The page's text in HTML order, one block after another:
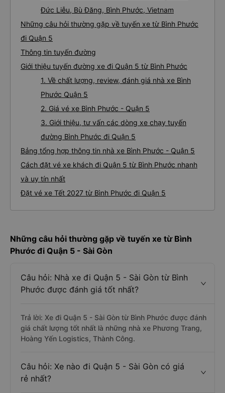
Đức Liễu, Bù Đăng, Bình Phước, Vietnam
Những câu hỏi thường gặp về tuyến xe từ Bình Phước
đi Quận 5
Thông tin tuyến đường
Giới thiệu tuyến đường xe đi Quận 5 từ Bình Phước
1. Về chất lượng, review, đánh giá nhà xe Bình
Phước Quận 5
2. Giá vé xe Bình Phước - Quận 5
3. Giới thiệu, tư vấn các dòng xe chạy tuyến
đường Bình Phước đi Quận 5
Bảng tổng hợp thông tin nhà xe Bình Phước - Quận 5
Cách đặt vé xe khách đi Quận 5 từ Bình Phước nhanh
và uy tín nhất
Đặt vé xe Tết 2027 từ Bình Phước đi Quận 5
Những câu hỏi thường gặp về tuyến xe từ Bình
Phước đi Quận 5 - Sài Gòn
Câu hỏi: Nhà xe đi Quận 5 - Sài Gòn từ Bình
Phước được đánh giá tốt nhất?
Trả lời: Xe đi Quận 5 - Sài Gòn từ Bình Phước được đánh
giá chất lượng tốt nhất là những nhà xe Phương Trang,
Hoàng Yến Logistics, Thành Công.
Câu hỏi: Xe nào đi Quận 5 - Sài Gòn có giá
rẻ nhất?